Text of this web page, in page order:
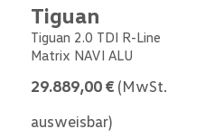
Tiguan
Tiguan 2.0 TDI R-Line
Matrix NAVI ALU
29.889,00 € (MwSt.
ausweisbar)